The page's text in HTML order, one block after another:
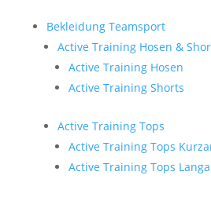
Bekleidung Teamsport
Active Training Hosen &
Active Training Hosen
Active Training Shorts
Active Training Tops
Active Training Tops
Active Training Tops